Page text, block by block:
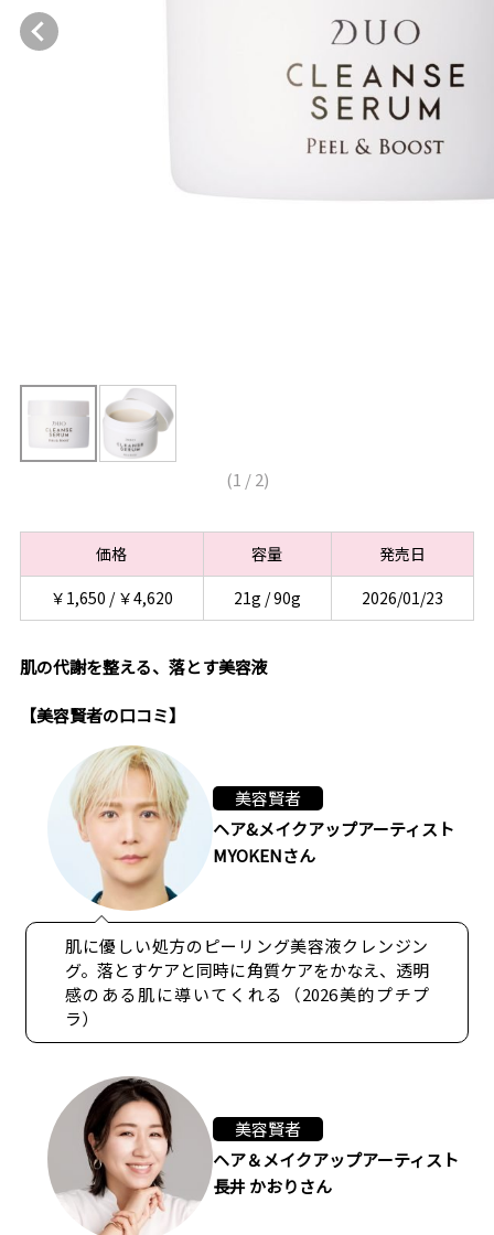
(1 /2)
価格 容量
発売日
￥1,650 / ￥4,620
21g / 90g 2026/01/23
肌の代謝を整える、落とす美容液
【美容賢者の口コミ】
美容賢者
ヘア&メイクアップアーティスト
MYOKENさん
肌に優しい処方のピーリング美容液クレンジン
グ。落とすケアと同時に角質ケアをかなえ、透明
感のある肌に導いてくれる（2026美的プチプ
ラ）
美容賢者
ヘア＆メイクアップアーティスト
長井 かおりさん